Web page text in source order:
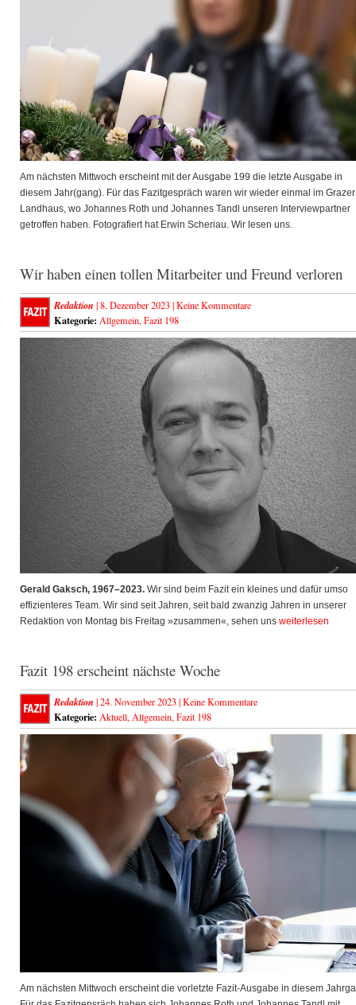
Am nächsten Mittwoch erscheint mit der Ausgabe 199 die letzte Ausgabe in
diesem Jahr(gang). Für das Fazitgespräch waren wir wieder einmal im Grazer
Landhaus, wo Johannes Roth und Johannes Tandl unseren Interviewpartner
getroffen haben. Fotografiert hat Erwin Scheriau. Wir lesen uns.
Wir haben einen tollen Mitarbeiter und Freund verloren
Redaktion | 8. Dezember 2023 |Keine Kommentare
Kategorie: Allgemein, Fazit 198
Gerald Gaksch, 1967–2023. Wir sind beim Fazit ein kleines und dafür umso
effizienteres Team. Wir sind seit Jahren, seit bald zwanzig Jahren in unserer
Redaktion von Montag bis Freitag »zusammen«, sehen uns weiterlesen
Fazit 198 erscheint nächste Woche
Redaktion | 24. November 2023 |Keine Kommentare
Kategorie: Aktuell, Allgemein, Fazit 198
Am nächsten Mittwoch erscheint die vorletzte Fazit-Ausgabe in diesem